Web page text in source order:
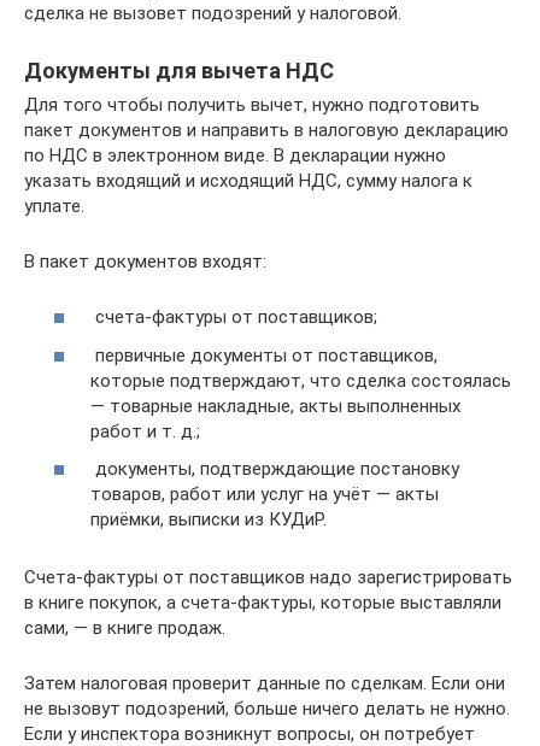
сделка не вызовет подозрений у налоговой.
Документы для вычета НДС
Для того чтобы получить вычет, нужно подготовить
пакет документов и направить в налоговую декларацию
по НДС в электронном виде. В декларации нужно
указать входящий и исходящий НДС, сумму налога к
уплате.
В пакет документов входят:
счета-фактуры от поставщиков;
первичные документы от поставщиков,
которые подтверждают, что сделка состоялась
— товарные накладные, акты выполненных
работ и т. д.;
документы, подтверждающие постановку
товаров, работ или услуг на учёт — акты
приёмки, выписки из КУДиР.
Счета-фактуры от поставщиков надо зарегистрировать
в книге покупок, а счета-фактуры, которые выставляли
сами, — в книге продаж.
Затем налоговая проверит данные по сделкам. Если они
не вызовут подозрений, больше ничего делать не нужно.
Если у инспектора возникнут вопросы, он потребует